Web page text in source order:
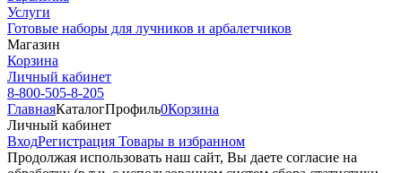
Услуги
Готовые наборы для лучников и арбалетчиков
Магазин
Корзина
Личный кабинет
8-800-505-8-205
ГлавнаяКаталогПрофиль0Корзина
Личный кабинет
ВходРегистрация Товары в избранном
Продолжая использовать наш cайт, Вы даете согласие на